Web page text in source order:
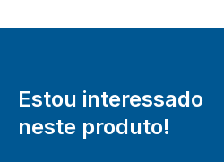
Estou interessado
neste produto!